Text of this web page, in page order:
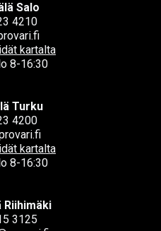
Salo
4210
kartalta
8-16:30
Turku
4200
kartalta
8-16:30
Riihimäki
3125